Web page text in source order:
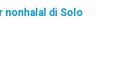
nonhalal di Solo